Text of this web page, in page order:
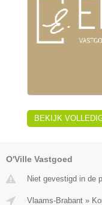
BEKIJK
O'Ville Vastgoed
Niet gevestigd in de
Vlaams-Brabant »